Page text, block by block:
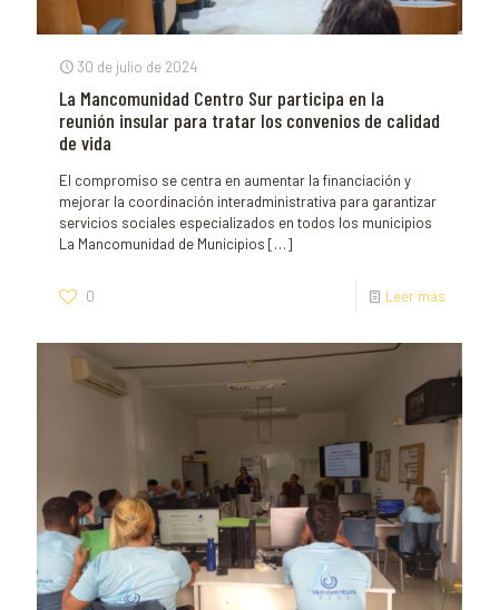
30 de julio de 2024
La Mancomunidad Centro Sur participa en la
reunión insular para tratar los convenios de calidad
de vida
El compromiso se centra en aumentar la financiación y
mejorar la coordinación interadministrativa para garantizar
servicios sociales especializados en todos los municipios
La Mancomunidad de Municipios […]
0 Leer más